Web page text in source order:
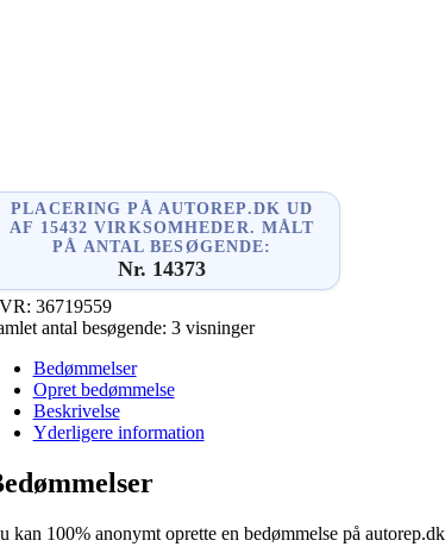
PLACERING PÅ AUTOREP.DK UD
AF 15432 VIRKSOMHEDER. MÅLT
PÅ ANTAL BESØGENDE:
Nr. 14373
36719559
antal besøgende: 3 visninger
Bedømmelser
Opret bedømmelse
Beskrivelse
Yderligere information
kan 100% anonymt oprette en bedømmelse på